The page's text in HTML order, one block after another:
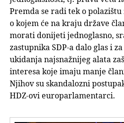
Premda se radi tek o
o kojem će na kraju države
morati donijeti jednoglasno,
zastupnika SDP-a dalo glas i
ukidanja najsnažnijeg alata
interesa koje imaju manje
Njihov su skandalozni
HDZ-ovi europarlamentarci.